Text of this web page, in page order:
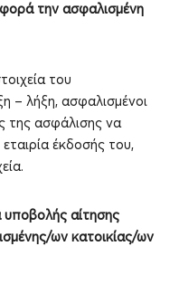
την ασφαλισμένη
του
– λήξη, ασφαλισμένοι
της ασφάλισης να
έκδοσής του,
υποβολής αίτησης
ων κατοικίας/ων